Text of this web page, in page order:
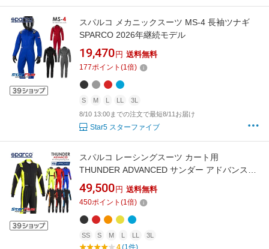
スパルコ メカニックスーツ MS-4 長袖ツナギ
SPARCO 2026年継続モデル
19,470 円 送料無料
177ポイント (1倍)
S M L LL
3L
8/10 13:00までの注文で最短8/11お届け
Star5 スターファイブ
スパルコ レーシングスーツ カート用
THUNDER ADVANCED サンダー アドバンス
FIA8877-2022公認 Sparco 2026年モデル
49,500 円 送料無料
450ポイント (1倍)
SS S M L LL 3L